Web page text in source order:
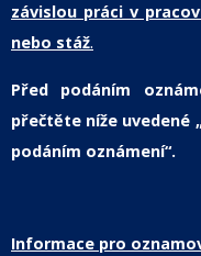
závislou práci v
nebo stáž.
Před podáním
přečtěte níže uvedené
podáním oznámení“.
Informace pro